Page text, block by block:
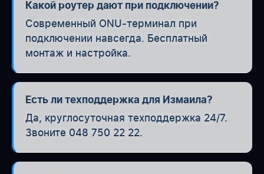
Какой роутер дают при подключении?
Современный ONU-терминал при
подключении навсегда. Бесплатный
монтаж и настройка.
Есть ли техподдержка для Измаила?
Да, круглосуточная техподдержка 24/7.
Звоните 048 750 22 22.